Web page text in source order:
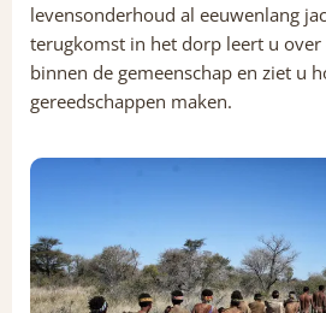
levensonderhoud al eeuwenlang
terugkomst in het dorp leert u
binnen de gemeenschap en ziet u
gereedschappen maken.